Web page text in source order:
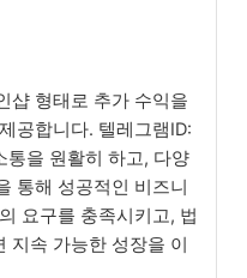
샵 형태로 추가 수익을
공합니다. 텔레그램ID:
통을 원활히 하고, 다양
통해 성공적인 비즈니
요구를 충족시키고, 법
지속 가능한 성장을 이